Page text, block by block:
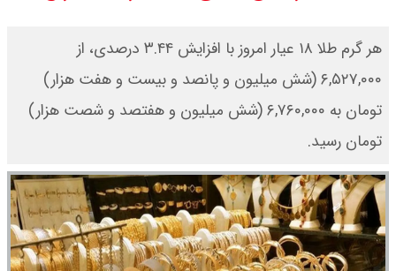
۱۴۰۵ / شاخص افزایشی شد + تحلیل
قیمت سکه امامی امروز شنبه ۱۷ مرداد
قیمت نفت امروز شنبه ۱۷ مرداد ۱۴۰۵ /
نفت صعودی شد + جدول
هر گرم طلا ۱۸ عیار امروز با افزایش ۳.۴۴ درصدی، از
۶,۵۲۷,۰۰۰ (شش میلیون و پانصد و بیست و هفت هزار)
تومان به ۶,۷۶۰,۰۰۰ (شش میلیون و هفتصد و شصت هزار)
تومان رسید.